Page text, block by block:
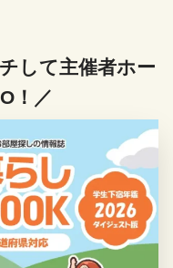
して主催者ホー
！／